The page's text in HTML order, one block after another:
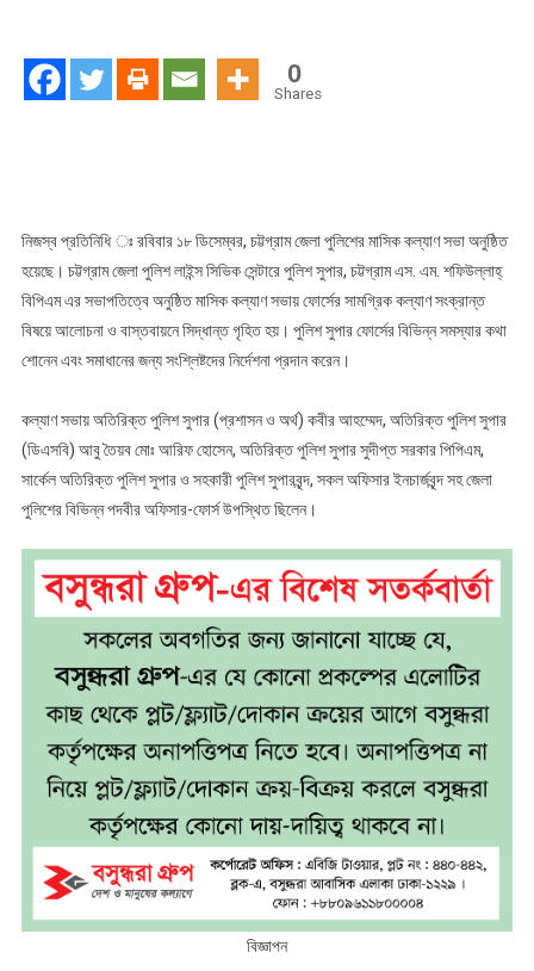
0
Shares
নিজস্ব প্রতিনিধি ঃ রবিবার ১৮ ডিসেম্বর, চট্টগ্রাম জেলা পুলিশের মাসিক কল্যাণ সভা অনুষ্ঠিত
হয়েছে। চট্টগ্রাম জেলা পুলিশ লাইন্স সিভিক সেন্টারে পুলিশ সুপার, চট্টগ্রাম এস. এম. শফিউল্লাহ্
বিপিএম এর সভাপতিত্বে অনুষ্ঠিত মাসিক কল্যাণ সভায় ফোর্সের সামগ্রিক কল্যাণ সংক্রান্ত
বিষয়ে আলোচনা ও বাস্তবায়নে সিদ্ধান্ত গৃহিত হয়। পুলিশ সুপার ফোর্সের বিভিন্ন সমস্যার কথা
শোনেন এবং সমাধানের জন্য সংশ্লিষ্টদের নির্দেশনা প্রদান করেন।
কল্যাণ সভায় অতিরিক্ত পুলিশ সুপার (প্রশাসন ও অর্থ) কবীর আহম্মেদ, অতিরিক্ত পুলিশ সুপার
(ডিএসবি) আবু তৈয়ব মোঃ আরিফ হোসেন, অতিরিক্ত পুলিশ সুপার সুদীপ্ত সরকার পিপিএম,
সার্কেল অতিরিক্ত পুলিশ সুপার ও সহকারী পুলিশ সুপারবৃন্দ, সকল অফিসার ইনচার্জবৃন্দ সহ জেলা
পুলিশের বিভিন্ন পদবীর অফিসার-ফোর্স উপস্থিত ছিলেন।
বিজ্ঞাপন